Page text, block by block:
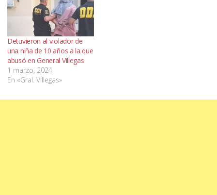
Detuvieron al violador de
una niña de 10 años a la que
abusó en General Villegas
1 marzo, 2024
En «Gral. Villegas»